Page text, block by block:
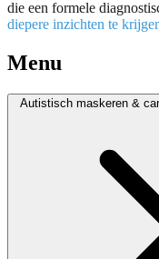
die een formele
diepere inzichten te
Menu
Autistisch maskeren &